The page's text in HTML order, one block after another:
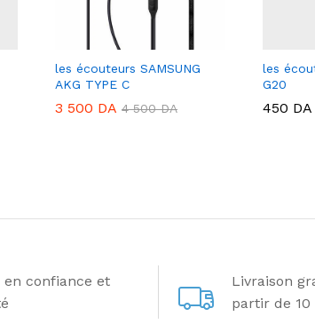
les écouteurs SAMSUNG
AKG TYPE C
3 500 DA 4 500DA
les
G20
450 DA
en confiance et
Livraison
partir de 10